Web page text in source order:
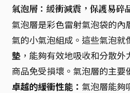
氣泡層：緩衝減震，保護易碎
氣泡層是彩色雷射氣泡袋的內
氣的小氣泡組成。這些氣泡就
墊 ，能夠有效地吸收和分散
商品免受損壞。氣泡層的主要
卓越的緩衝性能： 氣泡層能夠